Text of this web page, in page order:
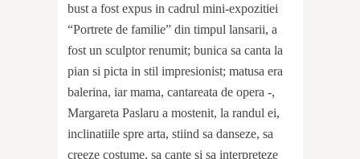
bust a fost expus in cadrul mini-expozitiei
“Portrete de familie” din timpul lansarii, a
fost un sculptor renumit; bunica sa canta la
pian si picta in stil impresionist; matusa era
balerina, iar mama, cantareata de opera -,
Margareta Paslaru a mostenit, la randul ei,
inclinatiile spre arta, stiind sa danseze, sa
creeze costume, sa cante si sa interpreteze